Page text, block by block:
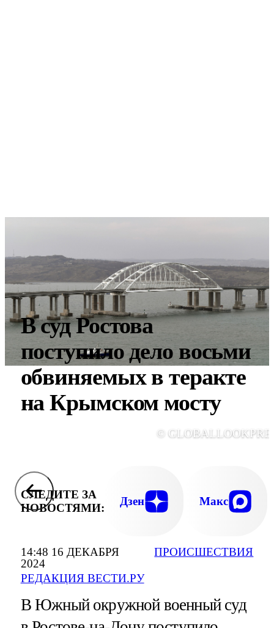
14:48 16 ДЕКАБРЯ
2024
РЕДАКЦИЯ ВЕСТИ.РУ
ПРОИСШЕСТВИЯ
В суд Ростова
поступило дело восьми
обвиняемых в теракте
на Крымском мосту
©
СЛЕДИТЕ ЗА
НОВОСТЯМИ:
Дзен Макс
В Южный окружной военный суд